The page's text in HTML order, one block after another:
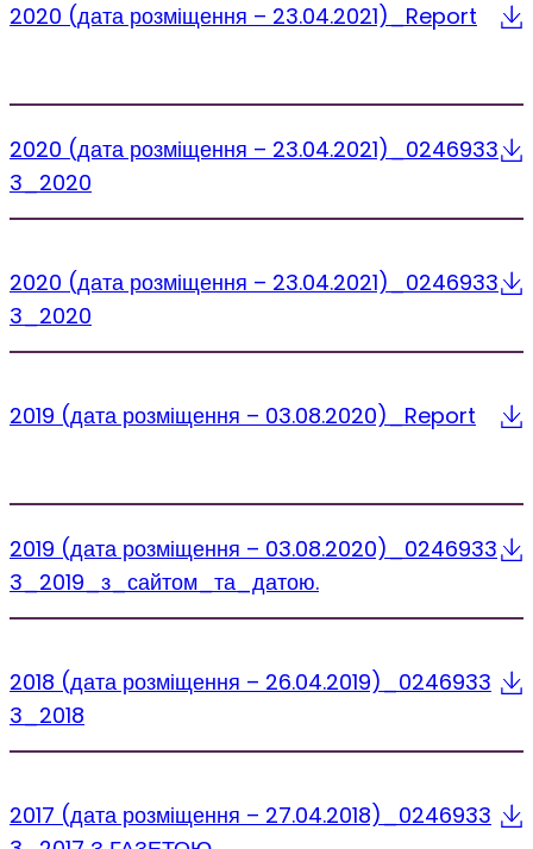
2020 (дата розміщення – 23.04.2021)_Report
2020 (дата розміщення – 23.04.2021)_0246933
3_2020
2020 (дата розміщення – 23.04.2021)_0246933
3_2020
2019 (дата розміщення – 03.08.2020)_Report
2019 (дата розміщення – 03.08.2020)_0246933
3_2019_з_сайтом_та_датою.
2018 (дата розміщення – 26.04.2019)_0246933
3_2018
2017 (дата розміщення – 27.04.2018)_0246933